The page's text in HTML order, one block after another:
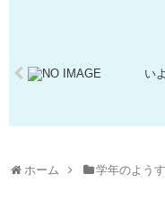
い
ホーム 学年のようす